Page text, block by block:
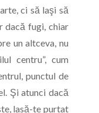
ci să laşi să
dacă fugi, chiar
un altceva, nu
centru”, cum
punctul de
Şi atunci dacă
lasă-te purtat